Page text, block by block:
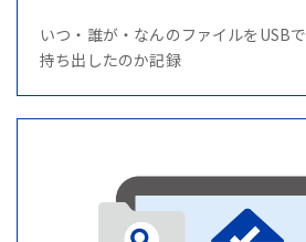
いつ・誰が・なんのファイルをUSBで
持ち出したのか記録